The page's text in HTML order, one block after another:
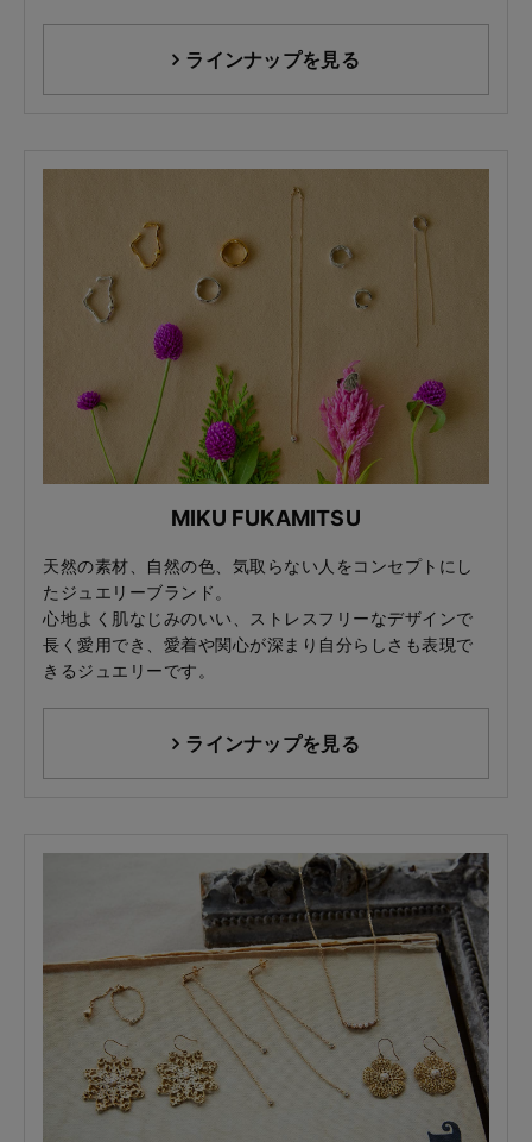
ラインナップを見る
MIKU FUKAMITSU
天然の素材、自然の色、気取らない人をコンセプトにし
たジュエリーブランド。
心地よく肌なじみのいい、ストレスフリーなデザインで
長く愛用でき、愛着や関心が深まり自分らしさも表現で
きるジュエリーです。
ラインナップを見る